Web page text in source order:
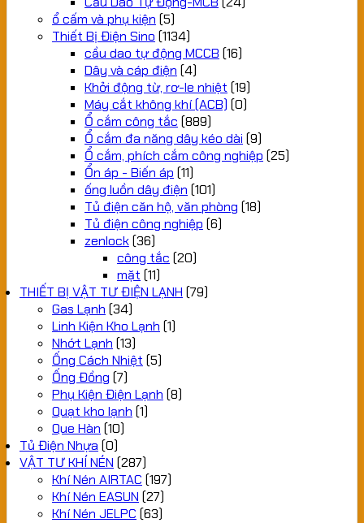
ổ cấm và phụ kiện (5)
Thiết Bị Điện Sino (1134)
cầu dao tự động MCCB (16)
Dây và cáp điện (4)
Khởi động từ, rơ-le nhiệt (19)
Máy cắt không khí (ACB) (0)
Ổ cắm công tắc (889)
Ổ cắm đa năng dây kéo dài (9)
Ổ cắm, phích cắm công nghiệp (25)
Ổn áp - Biến áp (11)
ống luồn dây điện (101)
Tủ điện căn hộ, văn phòng (18)
Tủ điện công nghiệp (6)
zenlock(36)
công tắc (20)
mặt (11)
THIẾT BỊ VẬT TƯ ĐIỆN LẠNH (79)
Gas Lạnh (34)
Linh Kiện Kho Lạnh (1)
Nhớt Lạnh (13)
Ống Cách Nhiệt (5)
Ống Đồng (7)
Phụ Kiện Điện Lạnh (8)
Quạt kho lạnh (1)
Que Hàn (10)
Tủ Điện Nhựa (0)
VẬT TƯ KHÍ NÉN (287)
Khí Nén AIRTAC (197)
Khí Nén EASUN (27)
Khí Nén JELPC (63)